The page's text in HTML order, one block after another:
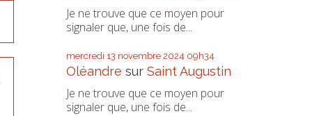
Je ne trouve que ce moyen pour
signaler que, une fois de...
mercredi 13 novembre 2024 09h34
Oléandre sur Saint Augustin
Je ne trouve que ce moyen pour
signaler que, une fois de...